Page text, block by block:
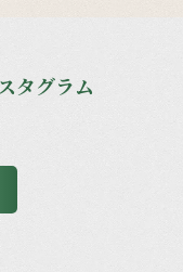
タグラム